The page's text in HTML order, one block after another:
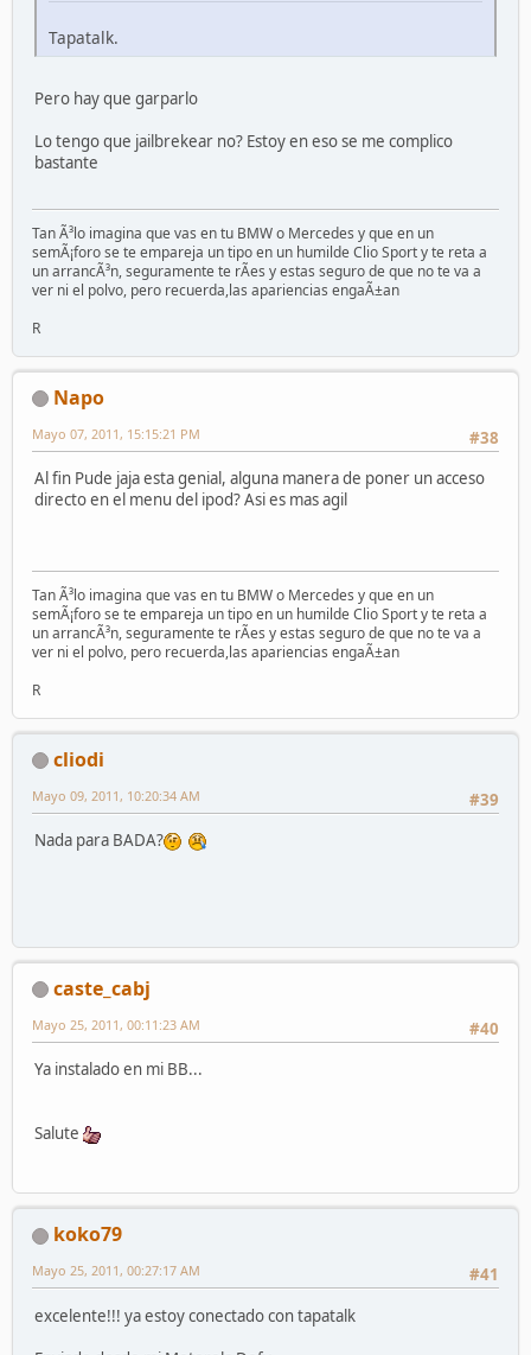
Tapatalk.
Pero hay que garparlo
Lo tengo que jailbrekear no? Estoy en eso se me complico
bastante
Tan Ã³lo imagina que vas en tu BMW o Mercedes y que en un
semÃ¡foro se te empareja un tipo en un humilde Clio Sport y te reta a
un arrancÃ³n, seguramente te rÃ­es y estas seguro de que no te va a
ver ni el polvo, pero recuerda,las apariencias engaÃ±an
R
Napo
#38
Mayo 07, 2011, 15:15:21 PM
Al fin Pude jaja esta genial, alguna manera de poner un acceso
directo en el menu del ipod? Asi es mas agil
Tan Ã³lo imagina que vas en tu BMW o Mercedes y que en un
semÃ¡foro se te empareja un tipo en un humilde Clio Sport y te reta a
un arrancÃ³n, seguramente te rÃ­es y estas seguro de que no te va a
ver ni el polvo, pero recuerda,las apariencias engaÃ±an
R
cliodi
#39
Mayo 09, 2011, 10:20:34 AM
Nada para BADA?
caste_cabj
#40
Mayo 25, 2011, 00:11:23 AM
Ya instalado en mi BB...
Salute
koko79
#41
Mayo 25, 2011, 00:27:17 AM
excelente!!! ya estoy conectado con tapatalk